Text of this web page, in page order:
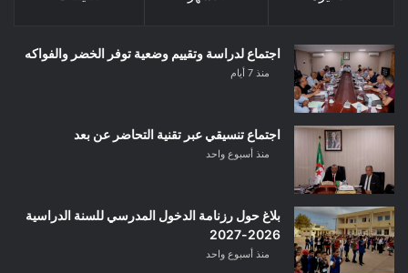
اجتماع لدراسة وتقييم وضعية توفر الخضر والفواكه
منذ 7 أيام
اجتماع تنسيقي عبر تقنية التحاضر عن بعد
منذ أسبوع واحد
بلاغ حول رزنامة الدخول المدرسي للسنة الدراسية
2026-2027
منذ أسبوع واحد